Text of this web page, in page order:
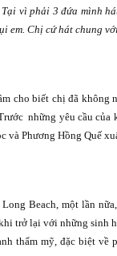
Tại vì phải 3 đứa mình
em. Chị cứ hát chung
cho biết chị đã
những yêu cầu của
và Phương Hồng Quế
Beach, một lần
trở lại với những sinh
thẩm mỹ, đặc biệt về